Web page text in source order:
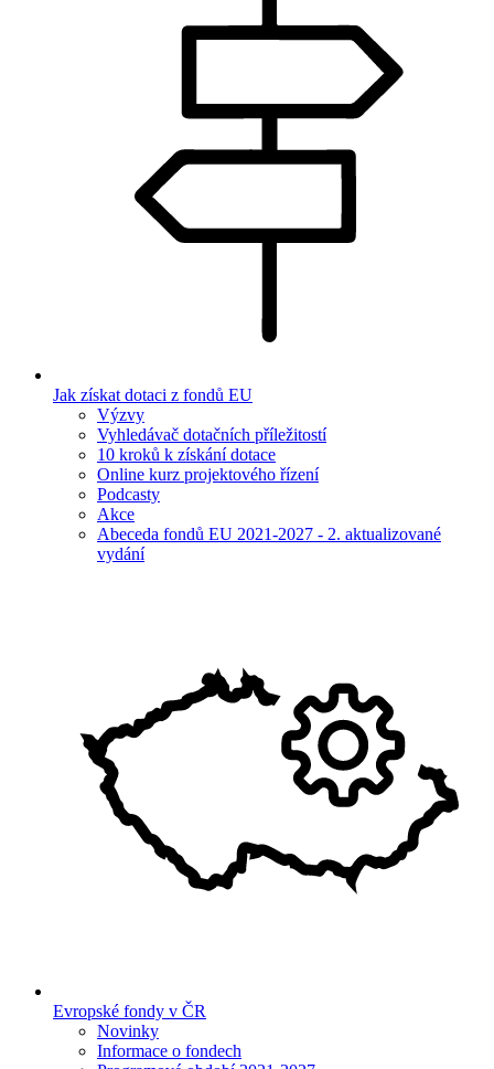
Jak získat dotaci z fondů EU
Výzvy
Vyhledávač dotačních příležitostí
10 kroků k získání dotace
Online kurz projektového řízení
Podcasty
Akce
Abeceda fondů EU 2021-2027 - 2. aktualizované
vydání
Evropské fondy v ČR
Novinky
Informace o fondech